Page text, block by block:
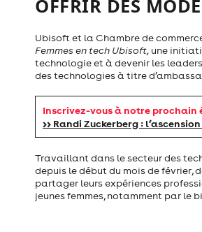
OFFRIR DES
Ubisoft et la Chambre de
Femmes en tech Ubisoft, une
technologie et à devenir les
des technologies à titre
Inscrivez-vous à notre prochain
>> Randi Zuckerberg :
Travaillant dans le secteur des
depuis le début du mois de février,
partager leurs expériences
jeunes femmes, notamment par le